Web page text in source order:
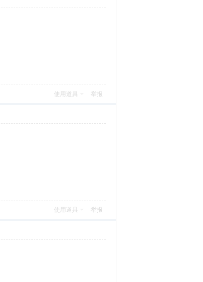
使用道具 举报
使用道具 举报